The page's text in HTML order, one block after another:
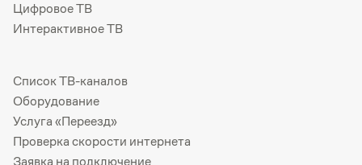
Цифровое ТВ
Интерактивное ТВ
Список ТВ-каналов
Оборудование
Услуга «Переезд»
Проверка скорости интернета